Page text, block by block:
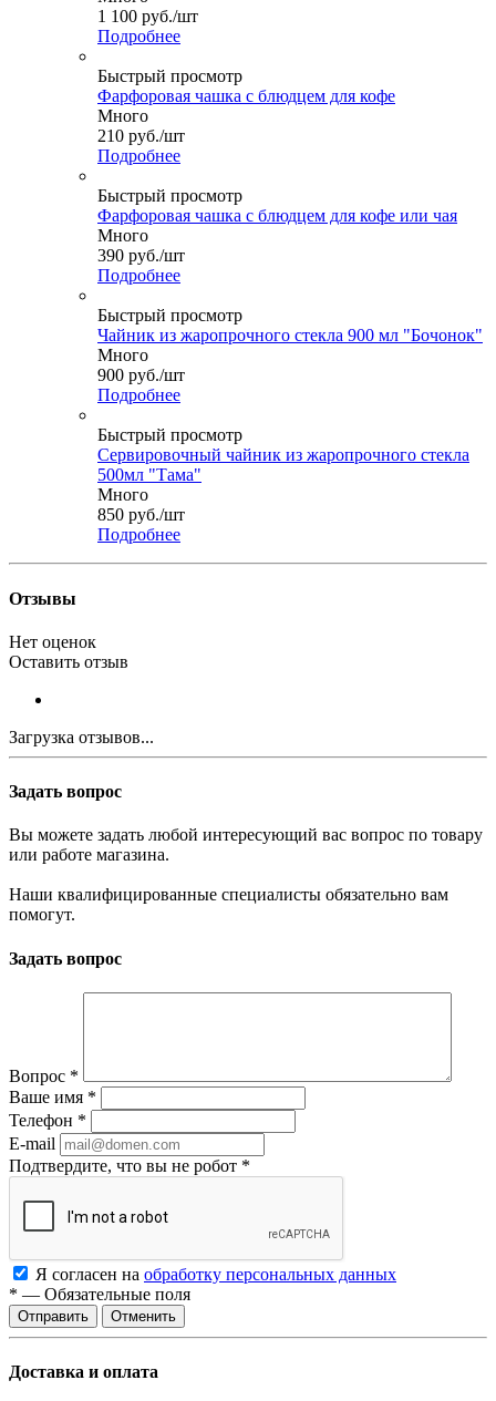
1 100 руб./шт
Подробнее
Быстрый просмотр
Фарфоровая чашка с блюдцем для кофе
Много
210 руб./шт
Подробнее
Быстрый просмотр
Фарфоровая чашка с блюдцем для кофе или чая
Много
390 руб./шт
Подробнее
Быстрый просмотр
Чайник из жаропрочного стекла 900 мл "Бочонок"
Много
900 руб./шт
Подробнее
Быстрый просмотр
Сервировочный чайник из жаропрочного стекла
500мл "Тама"
Много
850 руб./шт
Подробнее
Отзывы
Нет оценок
Оставить отзыв
Загрузка отзывов...
Задать вопрос
Вы можете задать любой интересующий вас вопрос по товару
или работе магазина.
Наши квалифицированные специалисты обязательно вам
помогут.
Задать вопрос
Вопрос *
Ваше имя *
Телефон *
E-mail
Подтвердите, что вы не робот *
Я согласен на обработку персональных данных
* — Обязательные поля
Отменить
Доставка и оплата